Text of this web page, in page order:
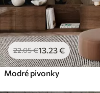
22.05€13 .23€
Modré pivonky